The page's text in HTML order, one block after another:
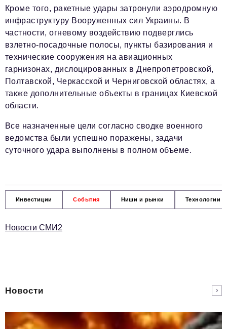
Кроме того, ракетные удары затронули аэродромную
инфраструктуру Вооруженных сил Украины. В
частности, огневому воздействию подверглись
взлетно-посадочные полосы, пункты базирования и
технические сооружения на авиационных
гарнизонах, дислоцированных в Днепропетровской,
Полтавской, Черкасской и Черниговской областях, а
также дополнительные объекты в границах Киевской
области.
Все назначенные цели согласно сводке военного
ведомства были успешно поражены, задачи
суточного удара выполнены в полном объеме.
Инвестиции События Ниши и рынки Технологии
Новости СМИ2
Новости